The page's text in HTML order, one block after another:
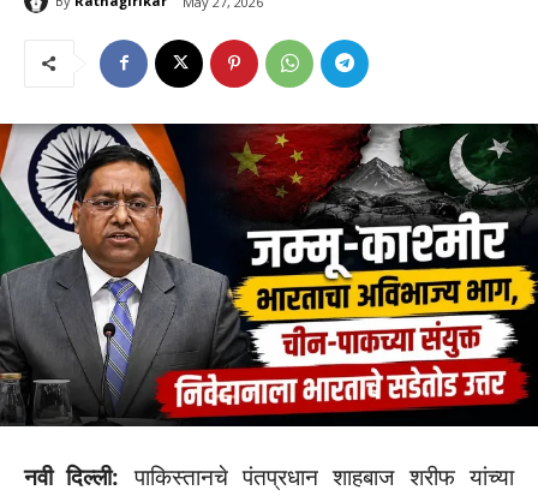
नवी दिल्ली: पाकिस्तानचे पंतप्रधान शाहबाज शरीफ यांच्या